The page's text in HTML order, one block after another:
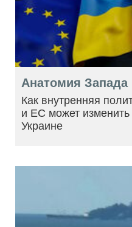
Анатомия Запада
Как внутренняя
и ЕС может
Украине